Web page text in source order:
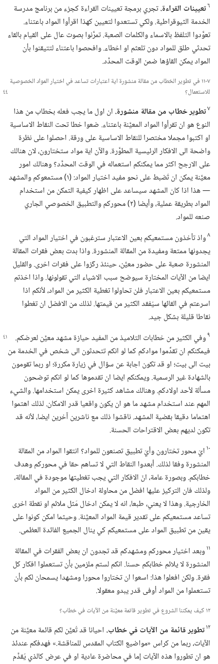
٦تعيينات القراءة.‏تجري برمجة تعيينات القراءة كجزء من برنامج مدرسة
الخدمة الثيوقراطية.‏ ولكي تستعدوا لتعيين كهذا اقرأوا المواد باعتناء.‏
تعوَّدوا التلفظ بالاسماء والكلمات الصعبة.‏ تمرَّنوا بصوت عال على القيام بالقاء
تحدثي طلق للمواد دون تلعثم او اخطاء.‏ وافحصوا باعتناء لتتيقنوا بأن
المواد يمكن القاؤها ضمن الوقت المحدَّد.‏
٧-‏١١ في تطوير الخطاب من مقالة منشورة اية اعتبارات تساعد في اختيار المواد الخصوصية
للاستعمال؟‏
٧تطوير خطاب من مقالة منشورة.‏ ان اول ما يجب فعله بخطاب من هذا
النوع هو ان تقرأوا المواد المعيَّنة باعتناء.‏ ضعوا خطا تحت النقاط الاساسية
او اكتبوا مجملا مختصرا للنقاط الاساسية على ورقة.‏ احصلوا على نظرة
واضحة الى الافكار الرئيسية المطوَّرة.‏ والآن اية مواد ستختارون،‏ لان هنالك
على الارجح اكثر مما يمكنكم استعماله في الوقت المحدَّد؟‏ وهنالك امور
معيَّنة يمكن ان تَضبط على نحو مفيد اختيار المواد:‏ (‏١)‏ مستمعوكم والمشهد
—‏ هذا اذا كان المشهد سيساعد على اظهار كيفية التمكن من استخدام
المواد بطريقة عملية،‏ وأيضا (‏٢)‏ محوركم والتطبيق الخصوصي الجاري
صنعه للمواد.‏
٨واذ تأخذون مستمعيكم بعين الاعتبار سترغبون في اختيار المواد التي
يجدونها ممتعة ومفيدة من المقالة المنشورة.‏ واذا بدت بعض فقرات المقالة
المنشورة صعبة على حضور معيَّن،‏ حينئذ ركّزوا على فقرات اخرى.‏ والقليل
ايضا من الآيات المختارة سيوضح سبب الاشياء التي تقولونها.‏ واذا اخذتم
مستمعيكم بعين الاعتبار فلن تحاولوا تغطية الكثير من المواد،‏ لأنكم اذا
اسرعتم في القائها سيُفقد الكثير من قيمتها.‏ لذلك من الافضل ان تغطوا
نقاطا قليلة بشكل جيد.‏
٩وفي الكثير من خطابات التلاميذ من المفيد حيازة مشهد معيَّنلعرضكم.‏
فيمكنكم ان تقدِّموا موادكم كما لو انكم تتحدثون الى شخص في الخدمة من
بيت الى بيت؛‏ او قد تكون اجابة عن سؤال في زيارة مكررة؛‏ او ربما تقومون
بالشهادة غير الرسمية.‏ ويمكنكم ايضا ان تقدموها كما لو انكم توضحون
مسألة لأحد اولادكم.‏ وهنالك مشاهد كثيرة اخرى يمكن استخدامها.‏ والشيء
المهم عند استخدام مشهد ما هو ان يكون واقعيا قدر الامكان.‏ لذلك اهتموا
اهتماما دقيقا بقضية المشهد.‏ ناقشوا ذلك مع ناشرين آخرين ايضا،‏ لأنه قد
تكون لديهم بعض الاقتراحات الحسنة.‏
١٠ ايّ محور تختارون وأيّ تطبيق تصنعون للمواد؟‏ انتقوا المواد من المقالة
المنشورة وفقا لذلك.‏ أبعدوا النقاط التي لا تساهم حقا في محوركم وهدف
خطابكم.‏ وبصورة عامة،‏ انّ الافكار التي يجب تغطيتها موجودة في المقالة،‏
ولذلك فان التركيز عليها افضل من محاولة ادخال الكثير من المواد
الخارجية.‏ وهذا لا يعني،‏ طبعا،‏ انه لا يمكن ادخال مَثل ملائم او نقطة اخرى
تساعد مستمعيكم على تقدير قيمة المواد المعيَّنة.‏ وحيثما امكن كونوا على
يقين من تطبيق المواد على مستمعيكم كي ينال الجميع الفائدة العظمى.‏
١١وبعد اختيار محوركم ومشهدكم قد تجدون ان بعض الفقرات في المقالة
المنشورة لا يلائم خطابكم حسنا.‏ انكم لستم ملزمين بأن تستعملوا افكار كل
فقرة.‏ ولكن افعلوا هذا:‏ اسعوا ان تختاروا محورا ومشهدا يسمحان لكم بأن
تستعملوا من المواد أوفى قدر يبدو معقولا.‏
١٢ كيف يمكننا الشروع في تطوير قائمة معيَّنة من الآيات في خطاب؟‏
١٢تطوير قائمة من الآيات في خطاب.‏ احيانا قد تُعيَّن لكم قائمة معيَّنة من
الآيات،‏ ربما من كراس «مواضيع الكتاب المقدس للمناقشة.‏» فهدفكم عندئذ
هو ان تطوروا هذه الآيات إما في محاضرة عادية او في عرض كالذي يُقدَّم